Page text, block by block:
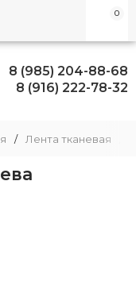
0
8 (985) 204-88-68
8 (916) 222-78-32
/ Лента тканевая